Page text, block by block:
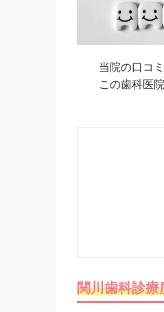
当院の口コミ
この歯科医院
関川歯科診療